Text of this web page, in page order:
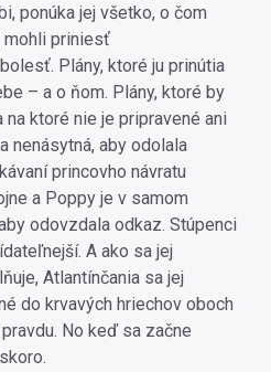
ponúka jej všetko, o čom
mohli priniesť
Plány, ktoré ju prinútia
– a o ňom. Plány, ktoré by
ktoré nie je pripravené ani
nenásytná, aby odolala
princovho návratu
a Poppy je v samom
odovzdala odkaz. Stúpenci
A ako sa jej
Atlantínčania sa jej
do krvavých hriechov oboch
No keď sa začne